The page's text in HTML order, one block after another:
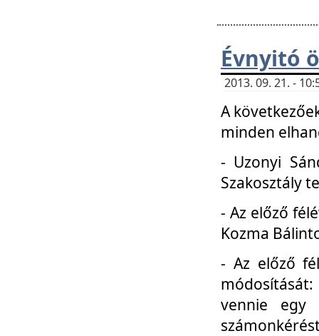
Évnyitó
2013. 09. 21. -
A
minden
- Uzonyi
Szakosztály
- Az előző
Kozma
- Az előző
vennie egy